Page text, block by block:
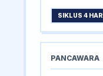
SIKLUS 4 HARI
PANCAWARA